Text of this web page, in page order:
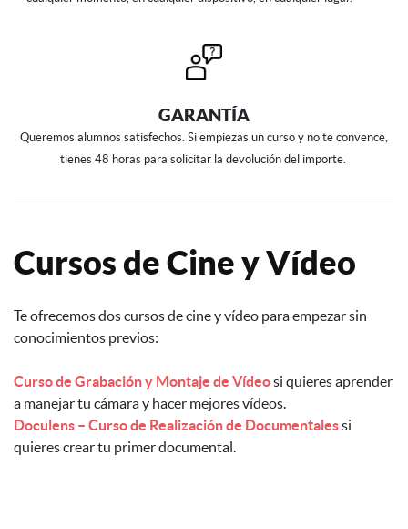
GARANTÍA
Queremos alumnos satisfechos. Si empiezas un curso y no te convence,
tienes 48 horas para solicitar la devolución del importe.
Cursos de Cine y Vídeo
Te ofrecemos dos cursos de cine y vídeo para empezar sin
conocimientos previos:
Curso de Grabación y Montaje de Vídeosi quieres aprender
a manejar tu cámara y hacer mejores vídeos.
Doculens – Curso de Realización de Documentalessi
quieres crear tu primer documental.